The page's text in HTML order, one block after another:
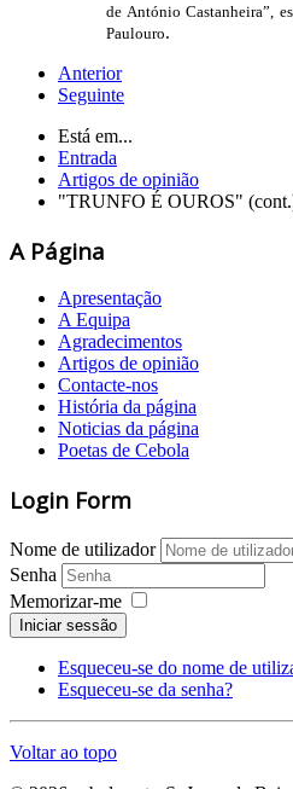
de António Castanheira”,
Paulouro.
Anterior
Seguinte
Está em...
Entrada
Artigos de opinião
"TRUNFO É OUROS"
A Página
Apresentação
A Equipa
Agradecimentos
Artigos de opinião
Contacte-nos
História da página
Noticias da página
Poetas de Cebola
Login Form
Nome de utilizador
Senha
Memorizar-me
Iniciar sessão
Esqueceu-se do nome de
Esqueceu-se da senha?
Voltar ao topo